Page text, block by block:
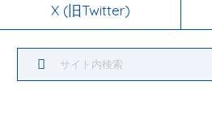
X (旧Twitter)